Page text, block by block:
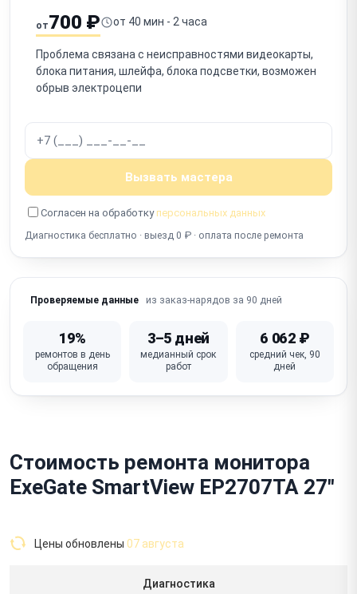
от700 ₽ от 40 мин - 2 часа
Проблема связана с неисправностями видеокарты,
блока питания, шлейфа, блока подсветки, возможен
обрыв электроцепи
Вызвать мастера
Согласен на обработку персональных данных
Диагностика бесплатно · выезд 0 ₽ · оплата после ремонта
Проверяемые данные из заказ-нарядов за 90 дней
19%
ремонтов в день
обращения
3–5 дней
медианный срок
работ
6 062 ₽
средний чек, 90
дней
Стоимость ремонта монитора
ExeGate SmartView EP2707TA 27"
Цены обновлены 07 августа
Диагностика